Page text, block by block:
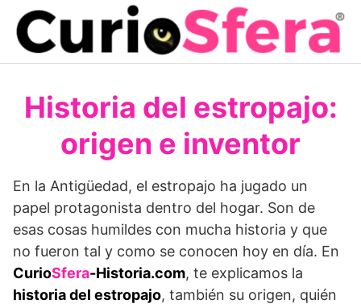
Saltar
contenido
Historia del estropajo:
origen e inventor
En la Antigüedad, el estropajo ha jugado un
papel protagonista dentro del hogar. Son de
esas cosas humildes con mucha historia y que
no fueron tal y como se conocen hoy en día. En
CurioSfera-Historia.com, te explicamos la
historia del estropajo, también su origen, quién